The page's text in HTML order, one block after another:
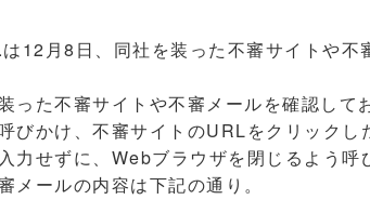
12月8日、同社を装った不審サイトや不
った不審サイトや不審メールを確認して
びかけ、不審サイトのURLをクリック
力せずに、Webブラウザを閉じるよう呼
ールの内容は下記の通り。